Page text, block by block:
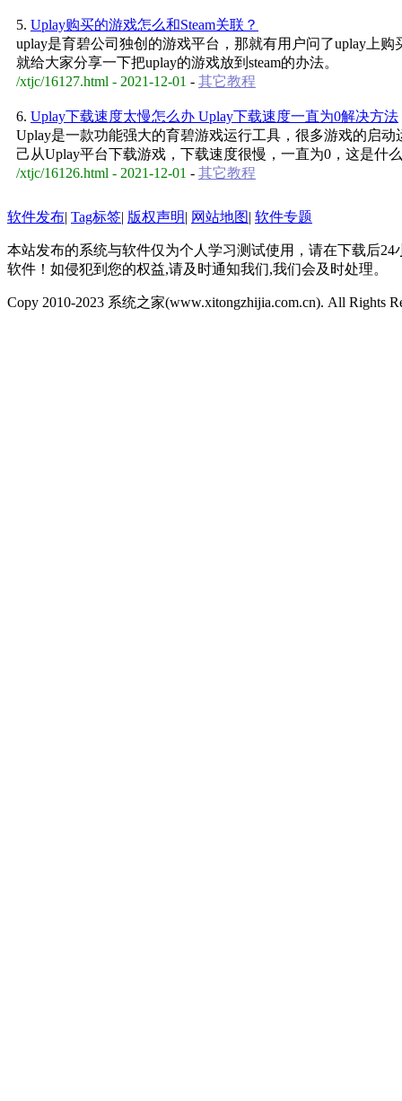
5. Uplay购买的游戏怎么和Steam关联？
uplay是育碧公司独创的游戏平台，那就有用户问了uplay上
就给大家分享一下把uplay的游戏放到steam的办法。
/xtjc/16127.html - 2021-12-01 - 其它教程
6. Uplay下载速度太慢怎么办 Uplay下载速度一直为0解决方法
Uplay是一款功能强大的育碧游戏运行工具，很多游戏的启
己从Uplay平台下载游戏，下载速度很慢，一直为0，这是什
/xtjc/16126.html - 2021-12-01 - 其它教程
软件发布| Tag标签| 版权声明| 网站地图| 软件专题
本站发布的系统与软件仅为个人学习测试使用，请在下载后
软件！如侵犯到您的权益,请及时通知我们,我们会及时处理。
Copy 2010-2023 系统之家(www.xitongzhijia.com.cn). All Rights